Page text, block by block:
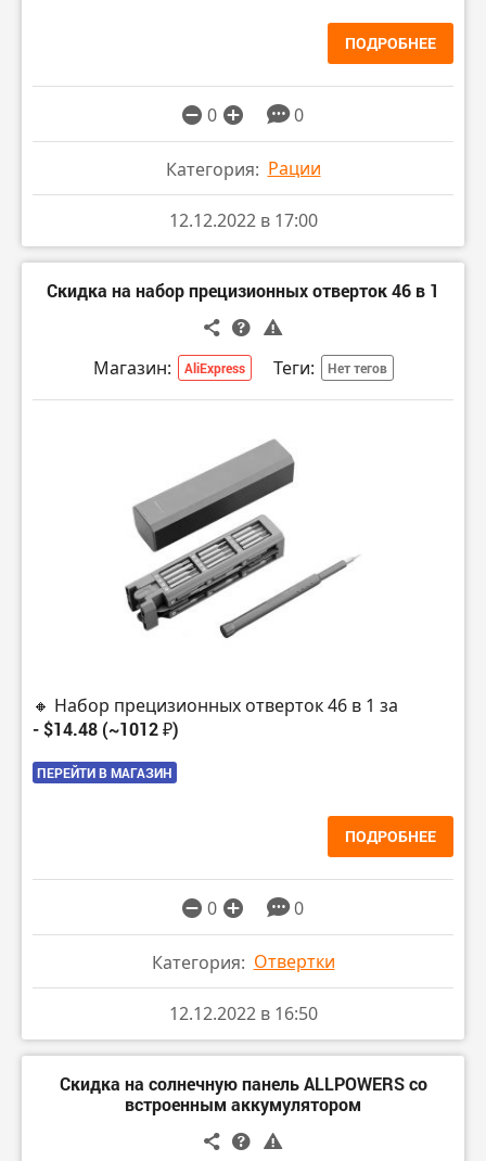
ПОДРОБНЕЕ
0 0
Категория: Рации
12.12.2022 в 17:00
Скидка на набор прецизионных отверток 46 в 1
Магазин: AliExpress Теги: Нет тегов
🔸 Набор прецизионных отверток 46 в 1 за
- $14.48 (~1012 ₽)
ПЕРЕЙТИ В МАГАЗИН
ПОДРОБНЕЕ
0 0
Категория: Отвертки
12.12.2022 в 16:50
Скидка на солнечную панель ALLPOWERS со
встроенным аккумулятором